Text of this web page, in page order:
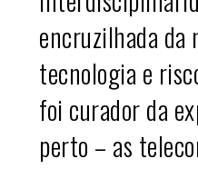
encruzilhada da
tecnologia e
foi curador da
perto – as